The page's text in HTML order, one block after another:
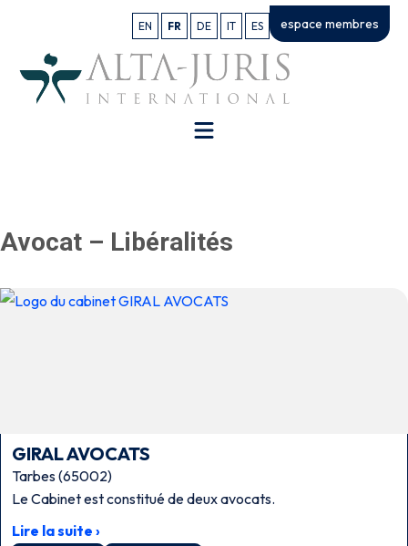
EN FR DE IT ES espace membres
Avocat – Libéralités
GIRAL AVOCATS
Tarbes (65002)
Le Cabinet est constitué de deux avocats.
Lire la suite ›